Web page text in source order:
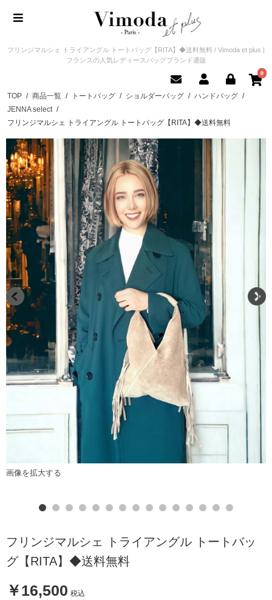
フリンジマルシェ トライアングル トートバッグ【RITA】◆送料無料 / Vimoda et plus |
フランスの人気レディースバッグブランド通販
0
TOP / 商品一覧 / トートバッグ / ショルダーバッグ / ハンドバッグ /
JENNA select /
フリンジマルシェ トライアングル トートバッグ【RITA】◆送料無料
画像を拡大する
フリンジマルシェ トライアングル トートバッ
グ【RITA】◆送料無料
￥16,500 税込